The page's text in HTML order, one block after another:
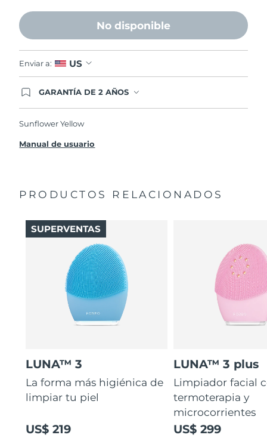
No disponible
Enviar a: US
GARANTÍA DE 2 AÑOS
de tener algún problema durante los 2 años
producto sin cargo alguno.
Sunflower Yellow
Manual de usuario
PRODUCTOS RELACIONADOS
LUNA™ 3
La forma más higiénica de
limpiar tu piel
US$ 219
SUPERVENTAS
LUNA™ 3 plus
Limpiador facial
termoterapia y
microcorrientes
US$ 299